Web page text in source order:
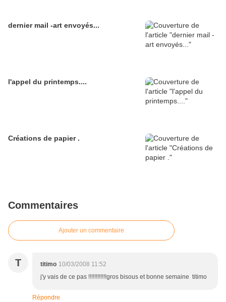
dernier mail -art envoyés...
l'appel du printemps....
Créations de papier .
Commentaires
Ajouter un commentaire
T titimo 10/03/2008 11:52
j'y vais de ce pas !!!!!!!!!!!!gros bisous et bonne semaine titimo
Répondre